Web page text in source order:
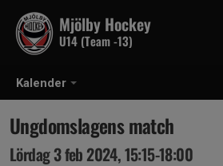
Kalender
Mjölby Hockey
U14 (Team -13)
Ungdomslagens match
Lördag 3 feb 2024, 15:15-18:00